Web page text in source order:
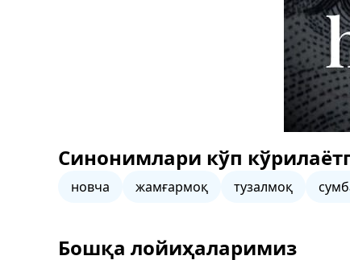
Синонимлари кўп
новча жамғармоқ тузалмоқ
Бошқа лойиҳаларимиз